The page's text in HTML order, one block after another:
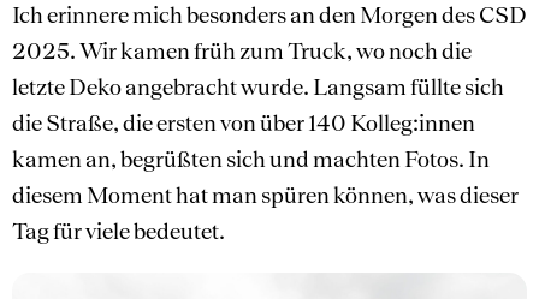
Ich erinnere mich besonders an den Morgen des CSD
2025. Wir kamen früh zum Truck, wo noch die
letzte Deko angebracht wurde. Langsam füllte sich
die Straße, die ersten von über 140 Kolleg:innen
kamen an, begrüßten sich und machten Fotos. In
diesem Moment hat man spüren können, was dieser
Tag für viele bedeutet.